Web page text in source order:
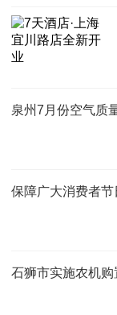
泉州7月份空气质
保障广大消费者
石狮市实施农机